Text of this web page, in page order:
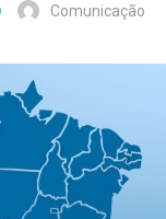
Comunicação